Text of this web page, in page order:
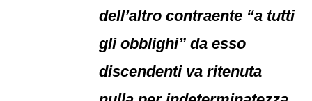
dell’altro contraente “a tutti
gli obblighi” da esso
discendenti va ritenuta